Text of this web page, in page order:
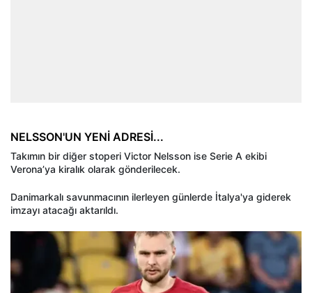
NELSSON'UN YENİ ADRESİ...
Takımın bir diğer stoperi Victor Nelsson ise Serie A ekibi
Verona’ya kiralık olarak gönderilecek.
Danimarkalı savunmacının ilerleyen günlerde İtalya'ya giderek
imzayı atacağı aktarıldı.